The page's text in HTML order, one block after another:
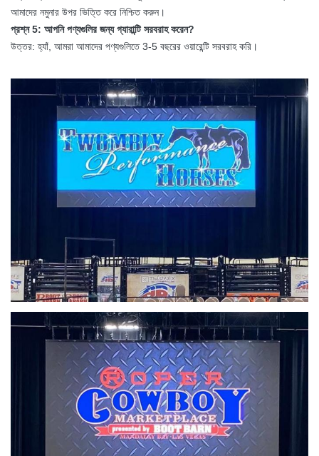
আমাদের নমুনার উপর ভিত্তি করে নিশ্চিত করুন।
প্রশ্ন 5: আপনি পণ্যগুলির জন্য গ্যারান্টি সরবরাহ করেন?
উত্তর: হ্যাঁ, আমরা আমাদের পণ্যগুলিতে 3-5 বছরের ওয়ারেন্টি সরবরাহ করি।